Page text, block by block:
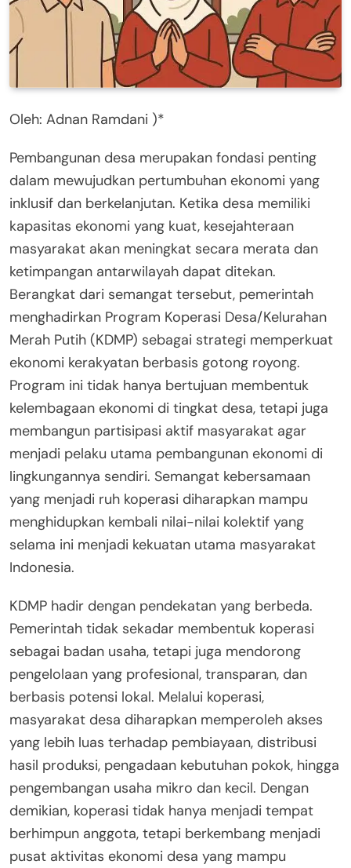
Oleh: Adnan Ramdani )*
Pembangunan desa merupakan fondasi penting
dalam mewujudkan pertumbuhan ekonomi yang
inklusif dan berkelanjutan. Ketika desa memiliki
kapasitas ekonomi yang kuat, kesejahteraan
masyarakat akan meningkat secara merata dan
ketimpangan antarwilayah dapat ditekan.
Berangkat dari semangat tersebut, pemerintah
menghadirkan Program Koperasi Desa/Kelurahan
Merah Putih (KDMP) sebagai strategi memperkuat
ekonomi kerakyatan berbasis gotong royong.
Program ini tidak hanya bertujuan membentuk
kelembagaan ekonomi di tingkat desa, tetapi juga
membangun partisipasi aktif masyarakat agar
menjadi pelaku utama pembangunan ekonomi di
lingkungannya sendiri. Semangat kebersamaan
yang menjadi ruh koperasi diharapkan mampu
menghidupkan kembali nilai-nilai kolektif yang
selama ini menjadi kekuatan utama masyarakat
Indonesia.
KDMP hadir dengan pendekatan yang berbeda.
Pemerintah tidak sekadar membentuk koperasi
sebagai badan usaha, tetapi juga mendorong
pengelolaan yang profesional, transparan, dan
berbasis potensi lokal. Melalui koperasi,
masyarakat desa diharapkan memperoleh akses
yang lebih luas terhadap pembiayaan, distribusi
hasil produksi, pengadaan kebutuhan pokok, hingga
pengembangan usaha mikro dan kecil. Dengan
demikian, koperasi tidak hanya menjadi tempat
berhimpun anggota, tetapi berkembang menjadi
pusat aktivitas ekonomi desa yang mampu